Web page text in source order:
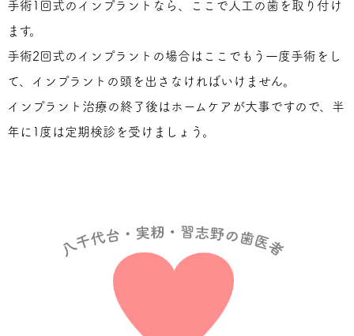
手術1回式のインプラントなら、ここで人工の歯を取り付け
ます。
手術2回式のインプラントの場合はここでもう一度手術をし
て、インプラントの頭を出さなければいけません。
インプラント治療の終了後はホームケアが大事ですので、半
年に1度は定期検診を受けましょう。